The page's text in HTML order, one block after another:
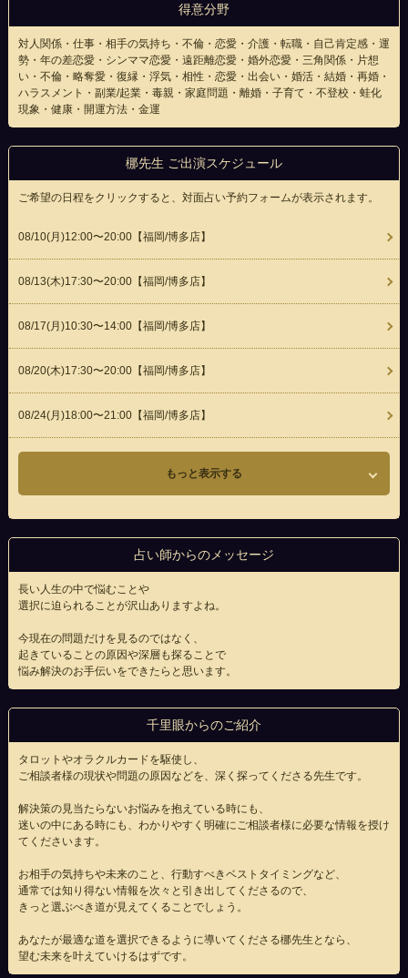
得意分野
対人関係・仕事・相手の気持ち・不倫・恋愛・介護・転職・自己肯定感・運
勢・年の差恋愛・シンママ恋愛・遠距離恋愛・婚外恋愛・三角関係・片想
い・不倫・略奪愛・復縁・浮気・相性・恋愛・出会い・婚活・結婚・再婚・
ハラスメント・副業/起業・毒親・家庭問題・離婚・子育て・不登校・蛙化
現象・健康・開運方法・金運
梛先生 ご出演スケジュール
ご希望の日程をクリックすると、対面占い予約フォームが表示されます。
08/10(月 )12:00〜20:00【福岡/博多店】
08/13(木)17:30〜20:00【福岡/博多店】
08/17(月 )10:30〜14:00【福岡/博多店】
08/20(木)17:30〜20:00【福岡/博多店】
08/24(月 )18:00〜21:00【福岡/博多店】
もっと表示する
占い師からのメッセージ
長い人生の中で悩むことや
選択に迫られることが沢山ありますよね。
今現在の問題だけを見るのではなく、
起きていることの原因や深層も探ることで
悩み解決のお手伝いをできたらと思います。
千里眼からのご紹介
タロットやオラクルカードを駆使し、
ご相談者様の現状や問題の原因などを、深く探ってくださる先生です。
解決策の見当たらないお悩みを抱えている時にも、
迷いの中にある時にも、わかりやすく明確にご相談者様に必要な情報を授け
てくださいます。
お相手の気持ちや未来のこと、行動すべきベストタイミングなど、
通常では知り得ない情報を次々と引き出してくださるので、
きっと選ぶべき道が見えてくることでしょう。
あなたが最適な道を選択できるように導いてくださる梛先生となら、
望む未来を叶えていけるはずです。